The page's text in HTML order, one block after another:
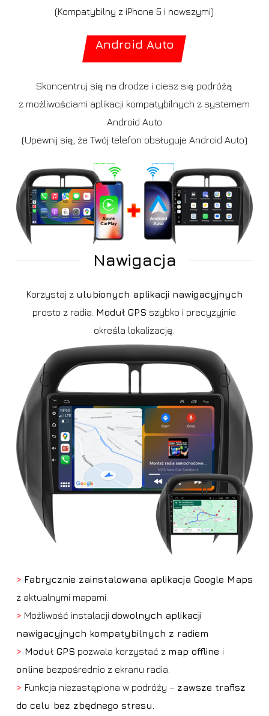
(Kompatybilny z iPhone 5 i nowszymi)
Android Auto
Skoncentruj się na drodze i ciesz się podróżą
z możliwościami aplikacji kompatybilnych z systemem
Android Auto
(Upewnij się, że Twój telefon obsługuje Android Auto)
Nawigacja
Korzystaj z ulubionych aplikacji nawigacyjnych
prosto z radia. Moduł GPS szybko i precyzyjnie
określa lokalizację.
> Fabrycznie zainstalowana aplikacja Google Maps
z aktualnymi mapami.
> Możliwość instalacji dowolnych aplikacji
nawigacyjnych kompatybilnych z radiem
> Moduł GPS pozwala korzystać z map offline i
online bezpośrednio z ekranu radia.
> Funkcja niezastąpiona w podróży – zawsze trafisz
do celu bez zbędnego stresu.